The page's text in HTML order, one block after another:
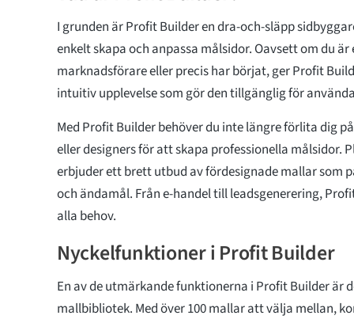
I grunden är Profit Builder en dra-och-släpp
enkelt skapa och anpassa målsidor. Oavsett om du är
marknadsförare eller precis har börjat, ger Profit
intuitiv upplevelse som gör den tillgänglig för
Med Profit Builder behöver du inte längre förlita dig
eller designers för att skapa professionella målsidor.
erbjuder ett brett utbud av fördesignade mallar som
och ändamål. Från e-handel till leadsgenerering,
alla behov.
Nyckelfunktioner i Profit Builder
En av de utmärkande funktionerna i Profit Builder är
mallbibliotek. Med över 100 mallar att välja mellan,